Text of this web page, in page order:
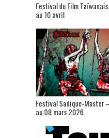
Festival du Film
au 10 avril
Festival Sadique-Master
au 08 mars 2026